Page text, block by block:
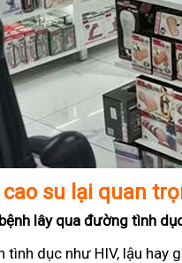
su lại quan
lây qua đường tình
tình dục như HIV, lậu